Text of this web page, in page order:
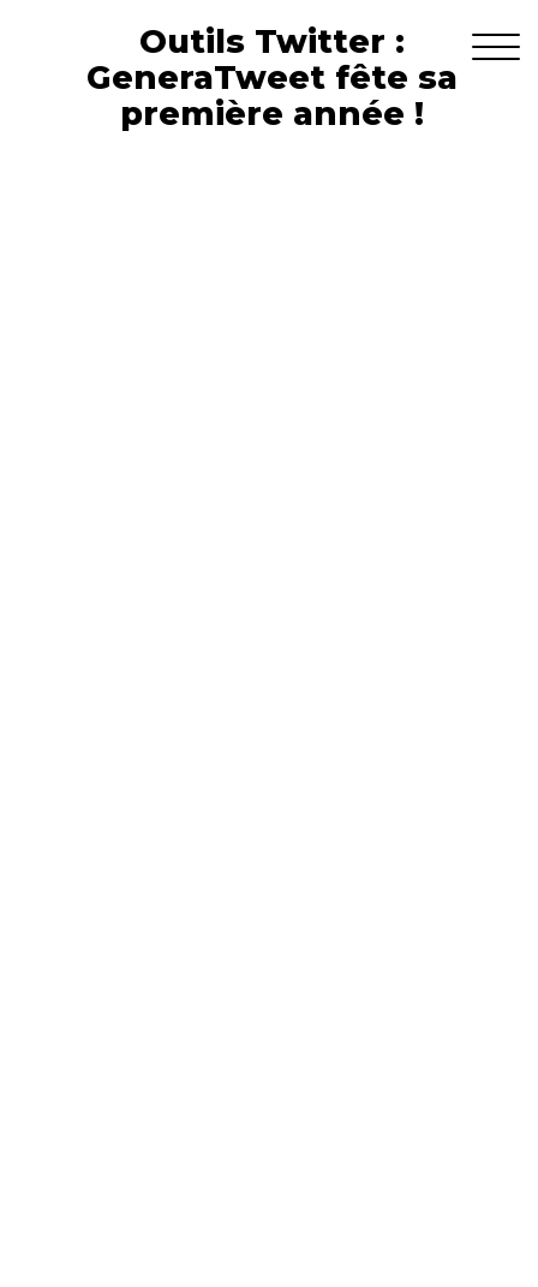
Outils Twitter :
GeneraTweet fête sa
première année !